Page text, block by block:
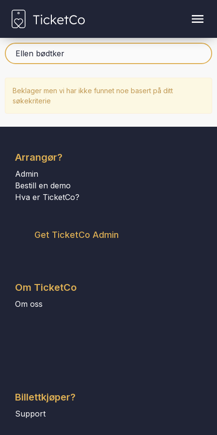
Beklager men vi har ikke funnet noe basert på ditt
søkekriterie
Arrangør?
Admin
Bestill en demo
Hva er TicketCo?
Get TicketCo Admin
Om TicketCo
Om oss
Billettkjøper?
Support